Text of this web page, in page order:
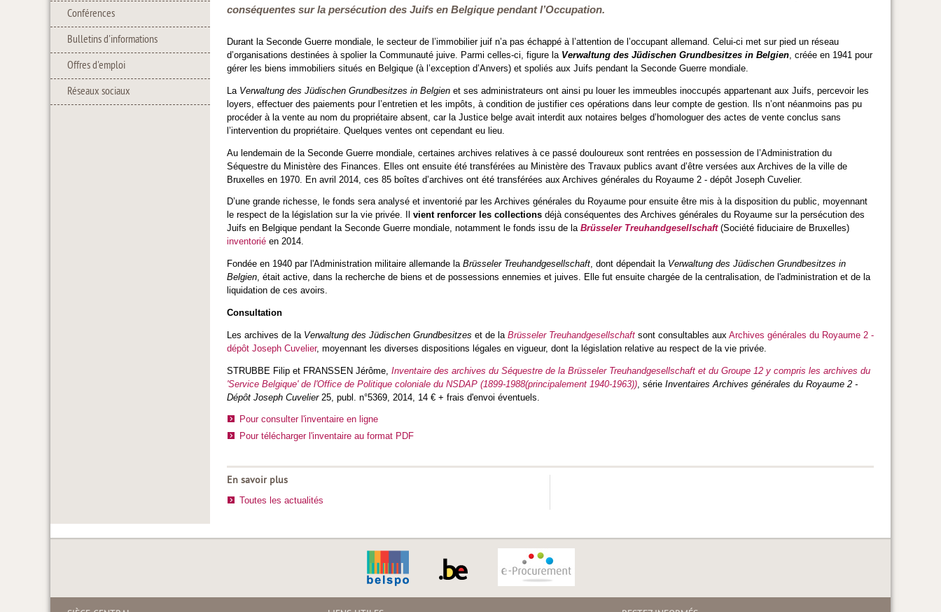
Conférences
Bulletins d'informations
Offres d'emploi
Réseaux sociaux
conséquentes sur la persécution des Juifs en Belgique pendant l’Occupation.
Durant la Seconde Guerre mondiale, le secteur de l’immobilier juif n’a pas échappé à l’attention de l’occupant allemand. Celui-ci met sur pied un réseau
d’organisations destinées à spolier la Communauté juive. Parmi celles-ci, figure la Verwaltung des Jüdischen Grundbesitzes in Belgien, créée en 1941 pour
gérer les biens immobiliers situés en Belgique (à l’exception d’Anvers) et spoliés aux Juifs pendant la Seconde Guerre mondiale.
La Verwaltung des Jüdischen Grundbesitzes in Belgien et ses administrateurs ont ainsi pu louer les immeubles inoccupés appartenant aux Juifs, percevoir les
loyers, effectuer des paiements pour l’entretien et les impôts, à condition de justifier ces opérations dans leur compte de gestion. Ils n’ont néanmoins pas pu
procéder à la vente au nom du propriétaire absent, car la Justice belge avait interdit aux notaires belges d’homologuer des actes de vente conclus sans
l’intervention du propriétaire. Quelques ventes ont cependant eu lieu.
Au lendemain de la Seconde Guerre mondiale, certaines archives relatives à ce passé douloureux sont rentrées en possession de l’Administration du
Séquestre du Ministère des Finances. Elles ont ensuite été transférées au Ministère des Travaux publics avant d’être versées aux Archives de la ville de
Bruxelles en 1970. En avril 2014, ces 85 boîtes d’archives ont été transférées aux Archives générales du Royaume 2 - dépôt Joseph Cuvelier.
D’une grande richesse, le fonds sera analysé et inventorié par les Archives générales du Royaume pour ensuite être mis à la disposition du public, moyennant
le respect de la législation sur la vie privée. Il vient renforcer les collections déjà conséquentes des Archives générales du Royaume sur la persécution des
Juifs en Belgique pendant la Seconde Guerre mondiale, notamment le fonds issu de la Brüsseler Treuhandgesellschaft (Société fiduciaire de Bruxelles)
inventorié en 2014.
Fondée en 1940 par l'Administration militaire allemande la Brüsseler Treuhandgesellschaft, dont dépendait la Verwaltung des Jüdischen Grundbesitzes in
Belgien, était active, dans la recherche de biens et de possessions ennemies et juives. Elle fut ensuite chargée de la centralisation, de l'administration et de la
liquidation de ces avoirs.
Consultation
Les archives de la Verwaltung des Jüdischen Grundbesitzes et de la Brüsseler Treuhandgesellschaft sont consultables aux Archives générales du Royaume 2 -
dépôt Joseph Cuvelier, moyennant les diverses dispositions légales en vigueur, dont la législation relative au respect de la vie privée.
STRUBBE Filip et FRANSSEN Jérôme, Inventaire des archives du Séquestre de la Brüsseler Treuhandgesellschaft et du Groupe 12 y compris les archives du
'Service Belgique' de l'Office de Politique coloniale du NSDAP (1899-1988(principalement 1940-1963)) , série Inventaires Archives générales du Royaume 2 -
Dépôt Joseph Cuvelier 25, publ. n°5369, 2014, 14 € + frais d'envoi éventuels.
Pour consulter l'inventaire en ligne
Pour télécharger l'inventaire au format PDF
En savoir plus
Toutes les actualités